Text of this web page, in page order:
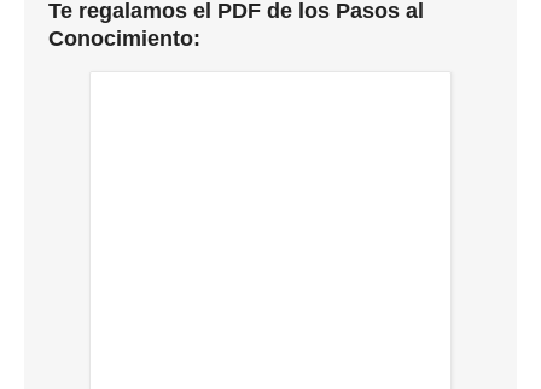
Te regalamos el PDF de los Pasos al
Conocimiento: